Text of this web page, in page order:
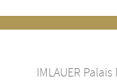
IMLAUER